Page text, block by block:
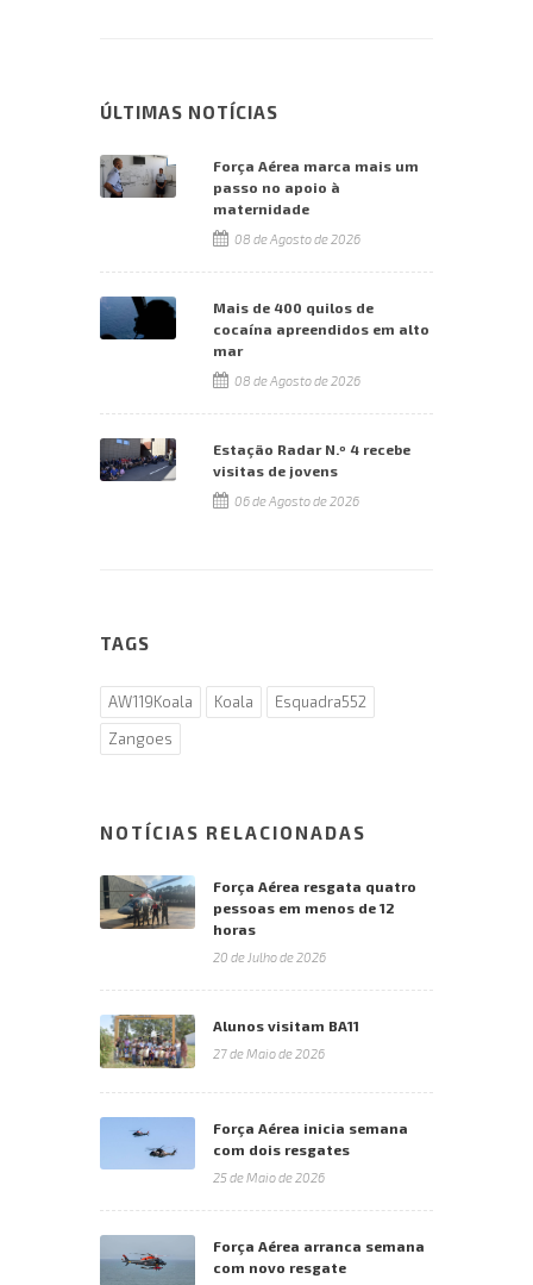
ÚLTIMAS NOTÍCIAS
Força Aérea marca mais um
passo no apoio à
maternidade
08 de Agosto de 2026
Mais de 400 quilos de
cocaína apreendidos em alto
mar
08 de Agosto de 2026
Estação Radar N.º 4 recebe
visitas de jovens
06 de Agosto de 2026
TAGS
AW119Koala Koala
Esquadra552
Zangoes
NOTÍCIAS RELACIONADAS
Força Aérea resgata quatro
pessoas em menos de 12
horas
20 de Julho de 2026
Alunos visitam BA11
27 de Maio de 2026
Força Aérea inicia semana
com dois resgates
25 de Maio de 2026
Força Aérea arranca semana
com novo resgate